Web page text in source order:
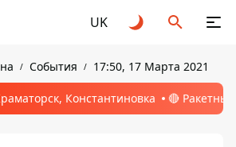
UK
События 17:50, 17 Марта 2021
Константиновка 🔴